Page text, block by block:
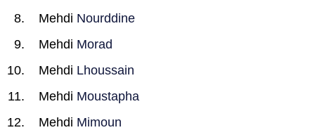
Mehdi Nourddine
Mehdi Morad
Mehdi Lhoussain
Mehdi Moustapha
Mehdi Mimoun